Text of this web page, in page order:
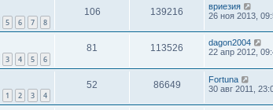
5 6 7 8
106 139216
вриезия
26 ноя 2013,
3 4 5 6
81 113526
dagon2004
22 апр 2012,
1 2 3 4
52 86649
Fortuna
30 авг 2011,